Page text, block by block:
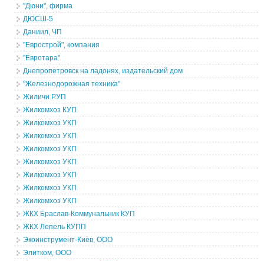
"Дюни", фирма
ДЮСШ-5
Даниил, ЧП
"Еврострой", компания
"Евротара"
Днепропетровск на ладонях, издательский дом
"Железнодорожная техника"
Жиличи РУП
Жилкомхоз КУП
Жилкомхоз УКП
Жилкомхоз УКП
Жилкомхоз УКП
Жилкомхоз УКП
Жилкомхоз УКП
Жилкомхоз УКП
Жилкомхоз УКП
ЖКХ Браслав-Коммунальник КУП
ЖКХ Лепель КУПП
Экоинструмент-Киев, ООО
Элитком, ООО